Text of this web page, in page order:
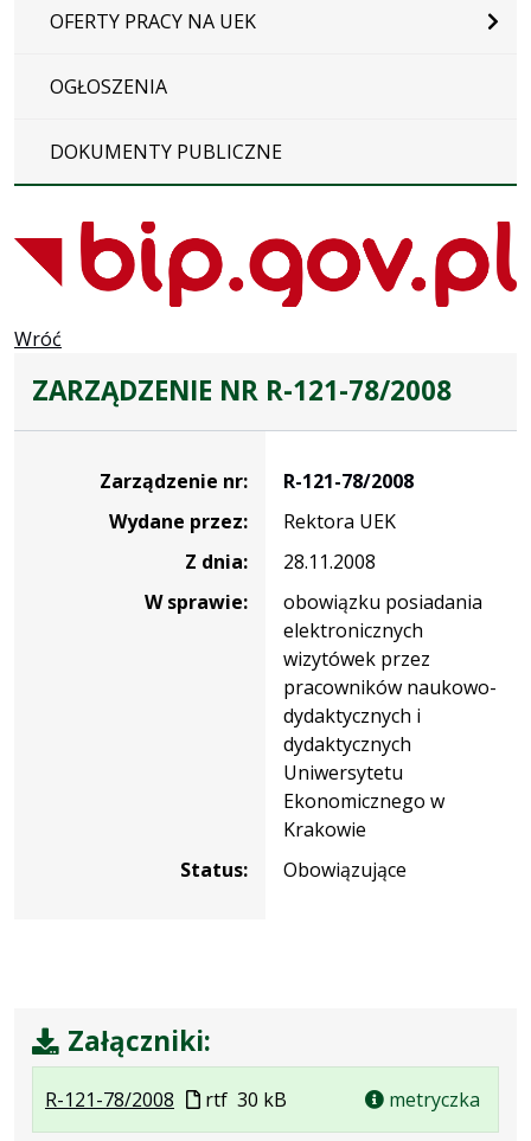
OFERTY PRACY NA UEK
OGŁOSZENIA
DOKUMENTY PUBLICZNE
Wróć
ZARZĄDZENIE NR R-121-78/2008
Zarządzenie nr:
R-121-78/2008
Wydane przez:
Rektora UEK
Z dnia:
28.11.2008
W sprawie:
obowiązku posiadania
elektronicznych
wizytówek przez
pracowników naukowo-
dydaktycznych i
dydaktycznych
Uniwersytetu
Ekonomicznego w
Krakowie
Status:
Obowiązujące
Załączniki:
R-121-78/2008
Plik
Rozmiar
Plik
w
rtf 30 kB metryczka